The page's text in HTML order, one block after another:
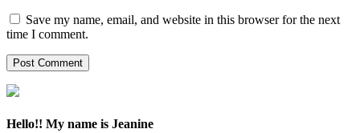
Save my name, email, and website in this browser for the next
time I comment.
Hello!! My name is Jeanine